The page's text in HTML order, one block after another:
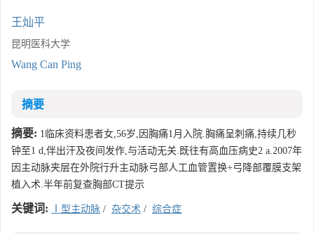
王灿平
昆明医科大学
Wang Can Ping
摘要
摘要: 1临床资料患者女,56岁,因胸痛1月入院.胸痛呈刺痛,持续几秒
钟至1 d,伴出汗及夜间发作,与活动无关.既往有高血压病史2 a.2007年
因主动脉夹层在外院行升主动脉弓部人工血管置换+弓降部覆膜支架
植入术.半年前复查胸部CT提示
关键词: Ⅰ型主动脉 / 杂交术 / 综合症